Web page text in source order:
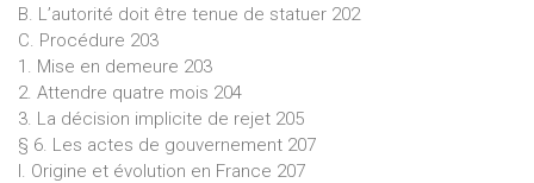
B. L’autorité doit être tenue de statuer 202
C. Procédure 203
1. Mise en demeure 203
2. Attendre quatre mois 204
3. La décision implicite de rejet 205
§ 6. Les actes de gouvernement 207
I. Origine et évolution en France 207